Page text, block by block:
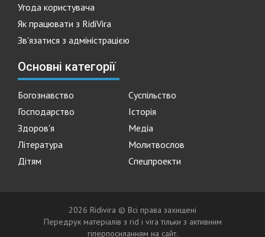
Угода користувача
Як працювати з RidiVira
Зв'язатися з адміністрацією
Основні категорії
Богознавство
Суспільство
Господарство
Історія
Здоров'я
Медіа
Література
Молитвослов
Дітям
Спецпроекти
2026 Ridivira © Всі права захищені
Передрук матеріалів з rid i vira тільки з активним
гіперпосиланням на сайт.